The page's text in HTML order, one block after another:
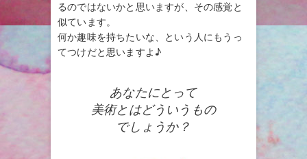
るのではないかと思いますが、その感覚と
似ています。
何か趣味を持ちたいな、という人にもうっ
てつけだと思いますよ♪
あなたにとって
美術とはどういうもの
でしょうか？